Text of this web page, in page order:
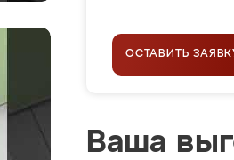
ОСТАВИТЬ
Ваша